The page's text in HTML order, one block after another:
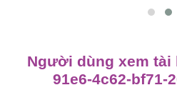
Người dùng xem tài
91e6-4c62-bf71-